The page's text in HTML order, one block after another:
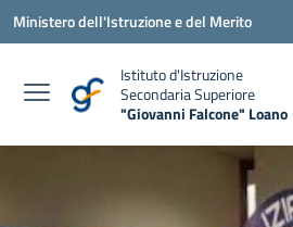
Vai ai contenuti
Vai al menu di navigazione
Vai al footer
Ministero dell'Istruzione e del Merito
Istituto d'Istruzione
Secondaria Superiore
"Giovanni Falcone" Loano